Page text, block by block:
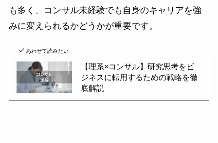
も多く、コンサル未経験でも自身のキャリアを強
みに変えられるかどうかが重要です。
あわせて読みたい
【理系×コンサル】研究思考をビ
ジネスに転用するための戦略を徹
底解説